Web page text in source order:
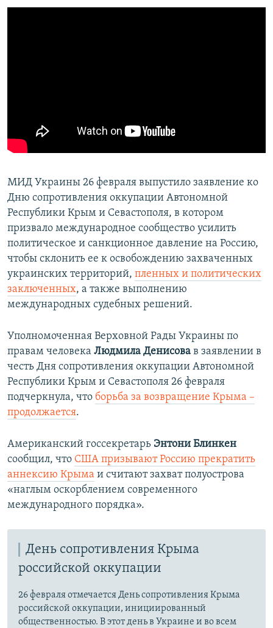
МИД Украины 26 февраля выпустило заявление ко
Дню сопротивления оккупации Автономной
Республики Крым и Севастополя, в котором
призвало международное сообщество усилить
политическое и санкционное давление на Россию,
чтобы склонить ее к освобождению захваченных
украинских территорий, пленных и политических
заключенных, а также выполнению
международных судебных решений.
Уполномоченная Верховной Рады Украины по
правам человека Людмила Денисова в заявлении в
честь Дня сопротивления оккупации Автономной
Республики Крым и Севастополя 26 февраля
подчеркнула, что борьба за возвращение Крыма –
продолжается.
Американский госсекретарь Энтони Блинкен
сообщил, что США призывают Россию прекратить
аннексию Крыма и считают захват полуострова
«наглым оскорблением современного
международного порядка».
День сопротивления Крыма
российской оккупации
26 февраля отмечается День сопротивления Крыма
российской оккупации, инициированный
общественностью. В этот день в Украине и во всем